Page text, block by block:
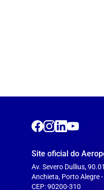
Site oficial do
Av. Severo Dullius,
Anchieta, Porto Alegre -
CEP: 90200-310